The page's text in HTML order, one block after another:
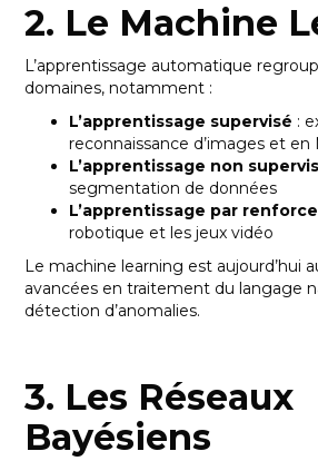
2. Le Machine
L’apprentissage automatique
domaines, notamment :
L’apprentissage supervisé :
reconnaissance d’images et en
L’apprentissage non
segmentation de données
L’apprentissage par
robotique et les jeux vidéo
Le machine learning est aujourd’hui
avancées en traitement du langage
détection d’anomalies.
3. Les Réseaux
Bayésiens